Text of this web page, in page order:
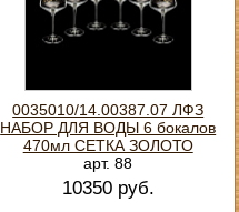
0035010/14.00387.07 ЛФЗ
НАБОР ДЛЯ ВОДЫ 6 бокалов
470мл СЕТКА ЗОЛОТО
арт. 88
10350 руб.